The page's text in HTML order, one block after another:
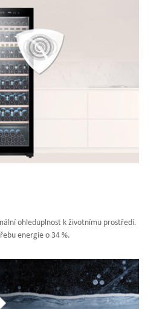
ohleduplnost k životnímu prostředí.
energie o 34 %.